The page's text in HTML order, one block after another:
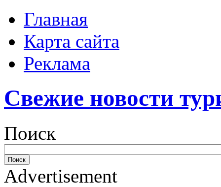
Главная
Карта сайта
Реклама
Свежие новости
Поиск
Advertisement